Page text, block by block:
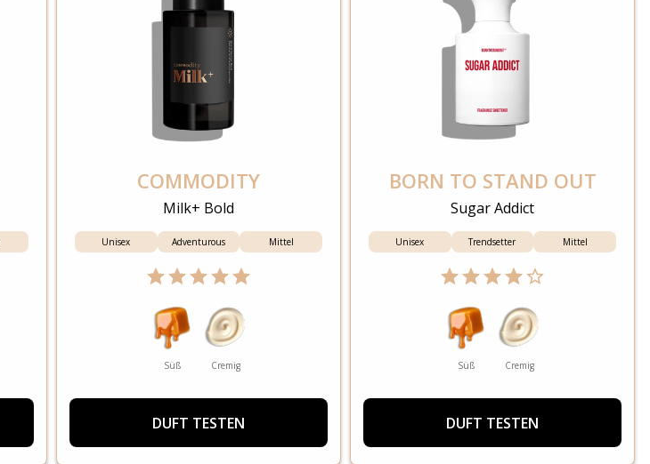
COMMODITY
Milk+ Bold
Unisex Adventurous Mittel
Süß Cremig
DUFT TESTEN
BORN TO STAND OUT
Sugar Addict
Unisex Trendsetter Mittel
Süß Cremig
DUFT TESTEN